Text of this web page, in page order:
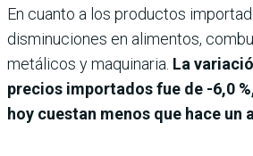
En cuanto a los productos
disminuciones en alimentos,
metálicos y maquinaria. La
precios importados fue de -6,0
hoy cuestan menos que hace un